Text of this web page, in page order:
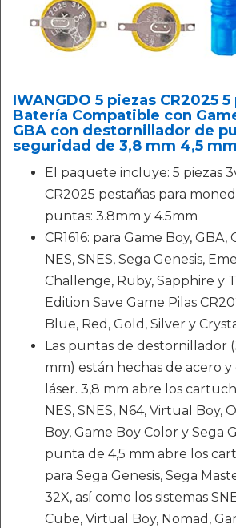
IWANGDO 5 piezas CR2025 5
Batería Compatible con
GBA con destornillador de
seguridad de 3,8 mm 4,5 mm
El paquete incluye: 5 piezas
CR2025 pestañas para
puntas: 3.8mm y 4.5mm
CR1616: para Game Boy,
NES, SNES, Sega Genesis,
Challenge, Ruby, Sapphire y
Edition Save Game Pilas
Blue, Red, Gold, Silver y
Las puntas de destornillador
mm) están hechas de acero y
láser. 3,8 mm abre los
NES, SNES, N64, Virtual Boy,
Boy, Game Boy Color y Sega
punta de 4,5 mm abre los
para Sega Genesis, Sega
32X, así como los sistemas
Cube, Virtual Boy, Nomad,